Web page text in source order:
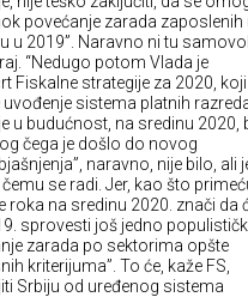
povećanje zarada zaposlenih
u 2019”. Naravno ni tu
“Nedugo potom Vlada je
Fiskalne strategije za 2020, koji
uvođenje sistema platnih
u budućnost, na sredinu 2020,
čega je došlo do novog
naravno, nije bilo, ali
se radi. Jer, kao što
roka na sredinu 2020. znači da
sprovesti još jedno
zarada po sektorima opšte
kriterijuma”. To će, kaže FS,
Srbiju od uređenog sistema